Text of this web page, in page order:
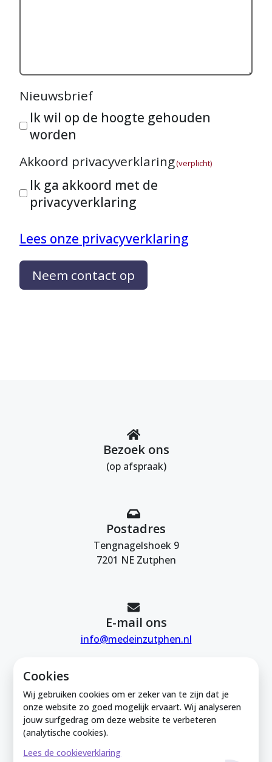
Cookies
Wij gebruiken cookies om er zeker van te zijn dat je
onze website zo goed mogelijk ervaart. Wij analyseren
jouw surfgedrag om deze website te verbeteren
(analytische cookies).
Lees de cookieverklaring
Nieuwsbrief
Ik wil op de hoogte gehouden
worden
Akkoord privacyverklaring(verplicht)
Ik ga akkoord met de
privacyverklaring
Lees onze privacyverklaring
Neem contact op
Bezoek ons
(op afspraak)
Postadres
Tengnagelshoek 9
7201 NE Zutphen
E-mail ons
info@medeinzutphen.nl
Mede in Zutphen is onderdeel van de
Zutphense Uitdaging. KVK Zutphense
Uitdaging: 08212926